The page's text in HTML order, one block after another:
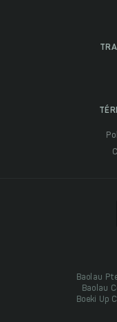
Baolau
Baolau
Boeki Up